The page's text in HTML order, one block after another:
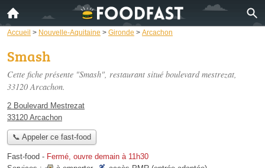
Accueil > Nouvelle-Aquitaine > Gironde > Arcachon
Smash
Cette fiche présente "Smash", restaurant situé boulevard mestrezat,
33120 Arcachon.
2 Boulevard Mestrezat
33120 Arcachon
📞 Appeler ce fast-food
Fast-food - Fermé, ouvre demain à 11h30